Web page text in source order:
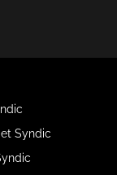
Syndic